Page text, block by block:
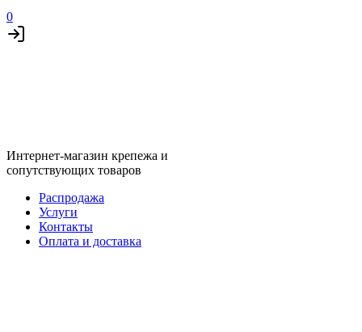
0
Интернет-магазин крепежа и
сопутствующих товаров
Распродажа
Услуги
Контакты
Оплата и доставка